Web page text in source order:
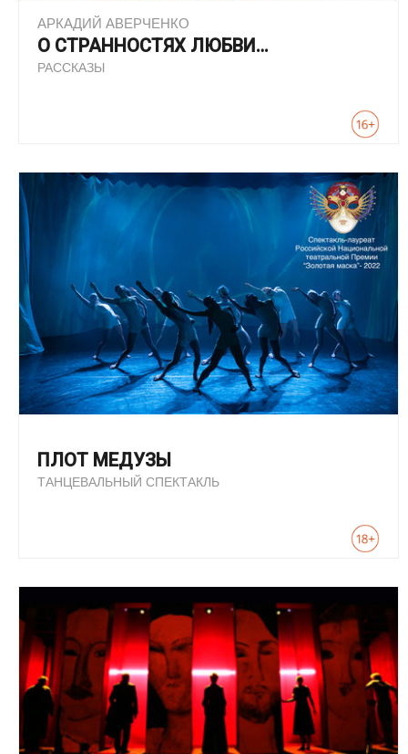
АРКАДИЙ АВЕРЧЕНКО
О СТРАННОСТЯХ ЛЮБВИ…
РАССКАЗЫ
ПЛОТ МЕДУЗЫ
ТАНЦЕВАЛЬНЫЙ СПЕКТАКЛЬ